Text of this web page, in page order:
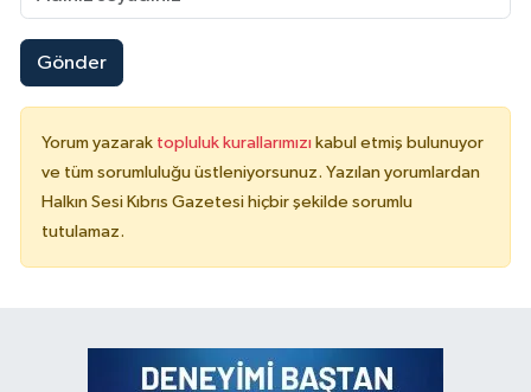
Gönder
Yorum yazarak topluluk kurallarımızı kabul etmiş bulunuyor
ve tüm sorumluluğu üstleniyorsunuz. Yazılan yorumlardan
Halkın Sesi Kıbrıs Gazetesi hiçbir şekilde sorumlu
tutulamaz.